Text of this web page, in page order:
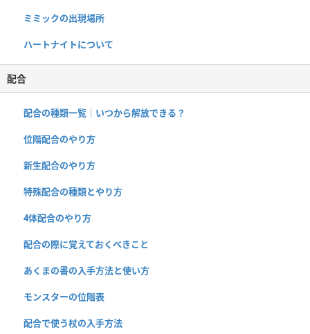
ミミックの出現場所
ハートナイトについて
配合
配合の種類一覧｜いつから解放できる？
位階配合のやり方
新生配合のやり方
特殊配合の種類とやり方
4体配合のやり方
配合の際に覚えておくべきこと
あくまの書の入手方法と使い方
モンスターの位階表
配合で使う杖の入手方法